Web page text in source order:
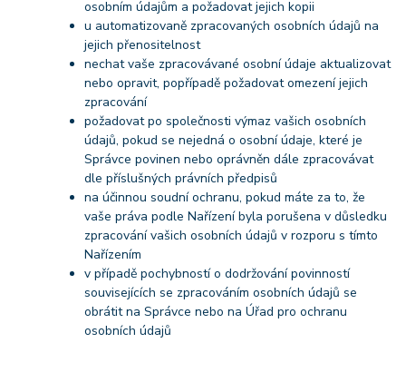
osobním údajům a požadovat jejich kopii
u automatizovaně zpracovaných osobních údajů na
jejich přenositelnost
nechat vaše zpracovávané osobní údaje aktualizovat
nebo opravit, popřípadě požadovat omezení jejich
zpracování
požadovat po společnosti výmaz vašich osobních
údajů, pokud se nejedná o osobní údaje, které je
Správce povinen nebo oprávněn dále zpracovávat
dle příslušných právních předpisů
na účinnou soudní ochranu, pokud máte za to, že
vaše práva podle Nařízení byla porušena v důsledku
zpracování vašich osobních údajů v rozporu s tímto
Nařízením
v případě pochybností o dodržování povinností
souvisejících se zpracováním osobních údajů se
obrátit na Správce nebo na Úřad pro ochranu
osobních údajů